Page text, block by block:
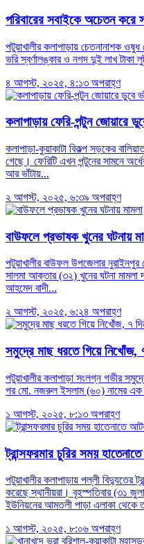
পরিবারের সবাইকে অচেতন করে
পটুয়াখালীর কলাপাড়ায় চেতনানাশক
ভরি স্বর্ণালঙ্কার ও নগদ দুই লাখ টাকা
৪ আগস্ট, ২০২৫, ৪:১৩ অপরাহ্ণ
কলাপাড়ায় ফেরি-পন্টুন জোয়ারে
কলাপাড়া-কুয়াকাটা বিকল্প সড়কের
গেছে। ফেরিটি এখন পন্টুনের সামনে
আর ভাঁটায়...
২ আগস্ট, ২০২৫, ৬:৩৯ অপরাহ্ণ
বাউফলে প্রভাষক খুনের ঘটনায়
পটুয়াখালীর বাউফল উপজেলার নুরাইনপুর
সালমা আক্তার (৩২) খুনের ঘটনা মামলা
আহমেদ বাদী...
২ আগস্ট, ২০২৫, ৬:২৪ অপরাহ্ণ
সমুদ্রে মাছ ধরতে গিয়ে
পটুয়াখালীর কলাপাড়া সংলগ্ন গভীর
পর মো. নজরুল ইসলাম (৬০) নামের এক
১ আগস্ট, ২০২৫, ৮:১৩ অপরাহ্ণ
ট্রান্সফরমার চুরির সময়
পটুয়াখালীর কলাপাড়ায় পল্লী বিদ্যুতের
করেছে স্থানীয়রা। বৃহস্পতিবার (৩১
ইউনিয়নের আমতলী পাড়া এলাকা থেকে
১ আগস্ট, ২০২৫, ৮:০৬ অপরাহ্ণ